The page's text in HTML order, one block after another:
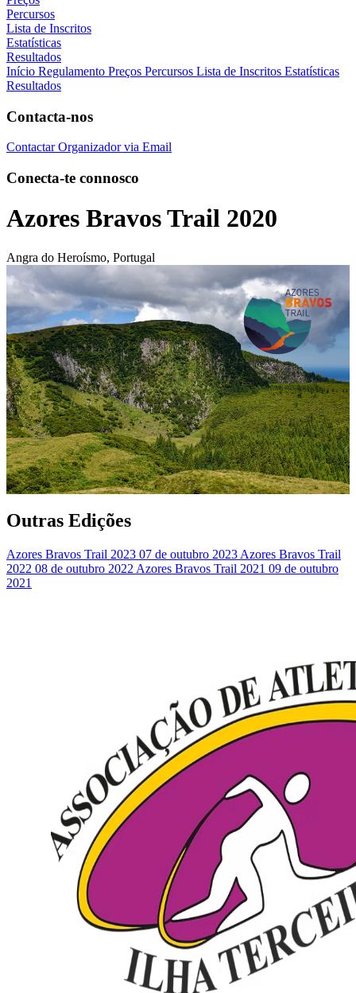
Percursos
Lista de Inscritos
Estatísticas
Resultados
Início Regulamento Preços Percursos Lista de Inscritos Estatísticas
Resultados
Contacta-nos
Contactar Organizador via Email
Conecta-te connosco
Azores Bravos Trail 2020
Angra do Heroísmo, Portugal
Outras Edições
Azores Bravos Trail 2023 07 de outubro 2023 Azores Bravos Trail
2022 08 de outubro 2022 Azores Bravos Trail 2021 09 de outubro
2021